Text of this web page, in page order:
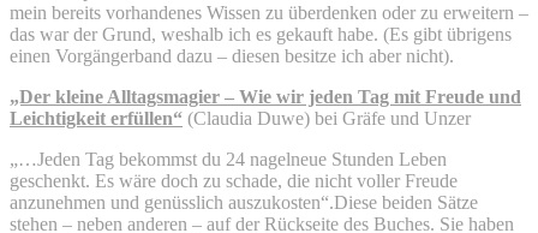
mein bereits vorhandenes Wissen zu überdenken oder zu erweitern –
das war der Grund, weshalb ich es gekauft habe. (Es gibt übrigens
einen Vorgängerband dazu – diesen besitze ich aber nicht).
„Der kleine Alltagsmagier – Wie wir jeden Tag mit Freude und
Leichtigkeit erfüllen“ (Claudia Duwe) bei Gräfe und Unzer
„…Jeden Tag bekommst du 24 nagelneue Stunden Leben
geschenkt. Es wäre doch zu schade, die nicht voller Freude
anzunehmen und genüsslich auszukosten“.Diese beiden Sätze
stehen – neben anderen – auf der Rückseite des Buches. Sie haben